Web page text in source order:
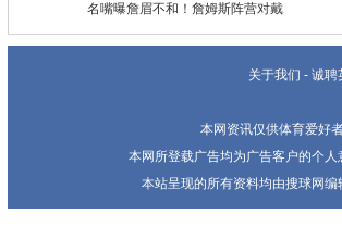
名嘴曝詹眉不和！詹姆斯阵营对戴
关于我们 - 诚聘
本网资讯仅供体育爱好
本网所登载广告均为广告客户的个
本站呈现的所有资料均由搜球网